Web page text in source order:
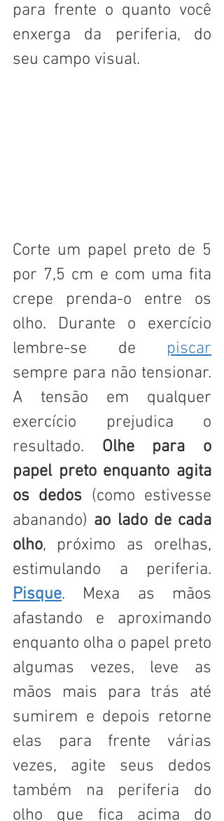
para frente o quanto você
enxerga da periferia, do
seu campo visual.
Corte um papel preto de 5
por 7,5 cm e com uma fita
crepe prenda-o entre os
olho. Durante o exercício
lembre-se de piscar
sempre para não tensionar.
A tensão em qualquer
exercício prejudica o
resultado. Olhe para o
papel preto enquanto agita
os dedos (como estivesse
abanando) ao lado de cada
olho, próximo as orelhas,
Pisque. Mexa as mãos
afastando e aproximando
enquanto olha o papel preto
algumas vezes, leve as
mãos mais para trás até
sumirem e depois retorne
elas para frente várias
vezes, agite seus dedos
também na periferia do
olho que fica acima do